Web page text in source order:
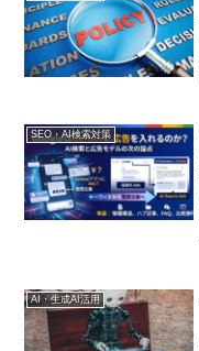
SEO・AI検索対策
AI・生成AI活用